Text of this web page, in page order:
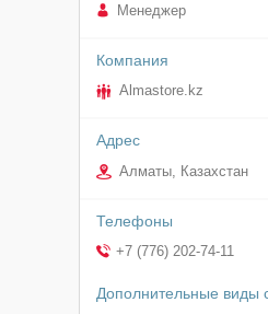
Менеджер
Almastore.kz
Алматы, Казахстан
+7 (776) 202-74-11